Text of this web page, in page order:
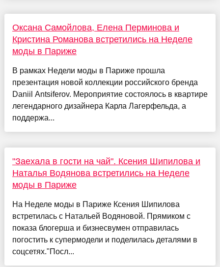
Оксана Самойлова, Елена Перминова и
Кристина Романова встретились на Неделе
моды в Париже
В рамках Недели моды в Париже прошла
презентация новой коллекции российского бренда
Daniil Antsiferov. Мероприятие состоялось в квартире
легендарного дизайнера Карла Лагерфельда, а
поддержа...
"Заехала в гости на чай". Ксения Шипилова и
Наталья Водянова встретились на Неделе
моды в Париже
На Неделе моды в Париже Ксения Шипилова
встретилась с Натальей Водяновой. Прямиком с
показа блогерша и бизнесвумен отправилась
погостить к супермодели и поделилась деталями в
соцсетях."Посл...